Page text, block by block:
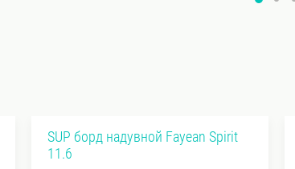
SUP борд надувной Fayean Spirit
11.6